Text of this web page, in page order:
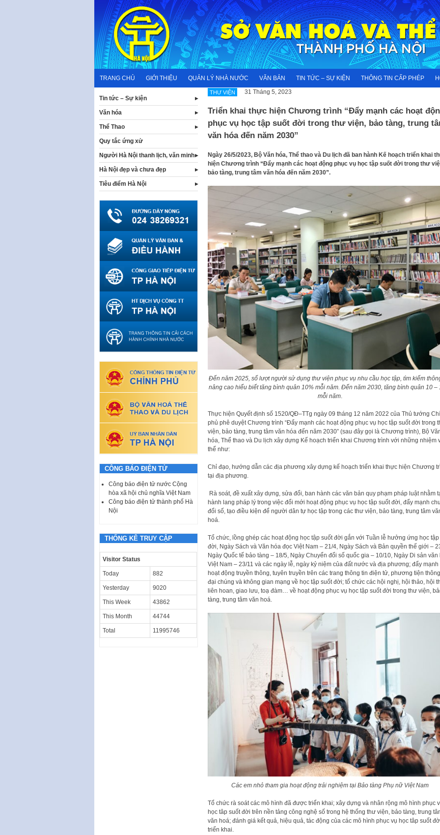
content
TRANG CHỦ GIỚI THIỆU QUẢN LÝ NHÀ NƯỚC VĂN BẢN TIN TỨC – SỰ KIỆN THÔNG TIN CẤP PHÉP
THƯ VIỆN 31 Tháng 5, 2023
Triển khai thực hiện Chương trình “Đẩy mạnh các hoạt
phục vụ học tập suốt đời trong thư viện, bảo tàng, trung
văn hóa đến năm 2030”
Ngày 26/5/2023, Bộ Văn hóa, Thể thao và Du lịch đã ban hành Kế hoạch triển khai
hiện Chương trình “Đẩy mạnh các hoạt động phục vụ học tập suốt đời trong thư
bảo tàng, trung tâm văn hóa đến năm 2030”.
Đến năm 2025, số lượt người sử dụng thư viện phục vụ nhu cầu học tập, tìm kiếm
nâng cao hiểu biết tăng bình quân 10% mỗi năm. Đến năm 2030, tăng bình quân 10 –
mỗi năm.
Thực hiện Quyết định số 1520/QĐ–TTg ngày 09 tháng 12 năm 2022 của Thủ tướng
phủ phê duyệt C hương trình “Đẩy mạnh các hoạt động phục vụ học tập suốt đời trong
viện, bảo tàng, trung tâm văn hóa đến năm 2030” (sau đây gọi là Chương trình), Bộ
hóa, Thể thao và Du l ịch xây dựng Kế hoạch triển khai Chương trình với những nhiệm
thể như:
C hỉ đạo, hướng dẫn các địa phương xây dựng kế hoạch triển khai thực hiện Chương
tại địa phương.
Rà soát, đề xuất xây dựng, sửa đổi, ban hành các văn bản quy phạm pháp luật nhằm t
hành lang pháp lý trong việc đổi mới hoạt động phục vụ học tập suốt đời, đẩy mạnh
đổi số, tạo điều kiện để người dân tự học tập trong các thư viện, bảo tàng, trung tâm
hoá.
Tổ chức, l ồng ghép các hoạt động học tập suốt đời gắn với Tuần l ễ hưởng ứng học tập
đời, Ngày Sách và Văn hóa đọc Việt Nam – 21/4, Ngày Sách và Bản quyền thế giới –
Ngày Quốc tế bảo tàng – 18/5, Ngày Chuyển đổi số quốc gia – 10/10, Ngày Di sản văn
Việt Nam – 23/11 và các ngày l ễ, ngày kỷ niệm của đất nước và địa phương; đẩy mạnh
hoạt động truyền thông, tuyên truyền trên các trang thông tin điện tử, phương tiện
đại chúng và không gian mạng về học tập suốt đời; tổ chức các hội nghị, hội thảo, hội
liên hoan, giao lưu, toạ đàm… về hoạt động phục vụ học tập suốt đời trong thư viện, bả
tàng, trung tâm văn hoá.
Các em nhỏ tham gia hoạt động trải nghiệm tại Bảo tàng Phụ nữ Việt Nam
Tổ chức rà soát các mô hình đã được triển khai; xây dựng và nhân rộng mô hình phục v
học tâp suốt đời trên nền tảng công nghệ số trong hệ thống thư viện, bảo tàng, trung
văn hoá; đánh giá kết quả, hiệu quả, tác động của các mô hình phục vụ học tâp suốt đờ
triển khai.
Tin tức – Sự kiện
Văn hóa
Thể Thao
Quy tắc ứng xử
Người Hà Nội thanh lịch, văn minh
Hà Nội đẹp và chưa đẹp
Tiêu điểm Hà Nội
CÔNG BÁO ĐIỆN TỬ
Công báo điện tử nước Cộng
hòa xã hội chủ nghĩa Việt Nam
Công báo điện tử thành phố Hà
Nội
THỐNG KÊ TRUY CẬP
Visitor Status
Today 882
Yesterday 9020
This Week 43862
This Month 44744
Total 11995746